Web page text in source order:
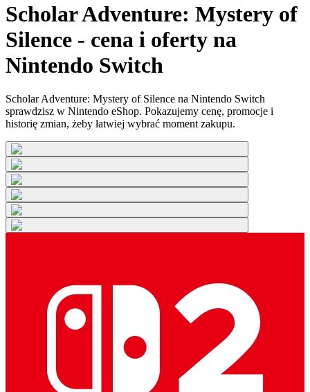
Scholar Adventure: Mystery of
Silence - cena i oferty na
Nintendo Switch
Scholar Adventure: Mystery of Silence na Nintendo Switch
sprawdzisz w Nintendo eShop. Pokazujemy cenę, promocje i
historię zmian, żeby łatwiej wybrać moment zakupu.